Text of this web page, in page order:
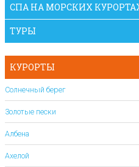
СПА НА МОРСКИХ
ТУРЫ
КУРОРТЫ
Солнечный берег
Золотые пески
Албена
Ахелой